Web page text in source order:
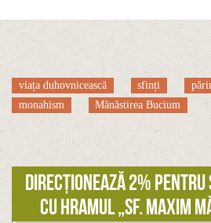
viața duhovnicească sfinți
monahism
Mănăstirea Bucium
Direcționează 2%
cu hramul „Sf. Maxim